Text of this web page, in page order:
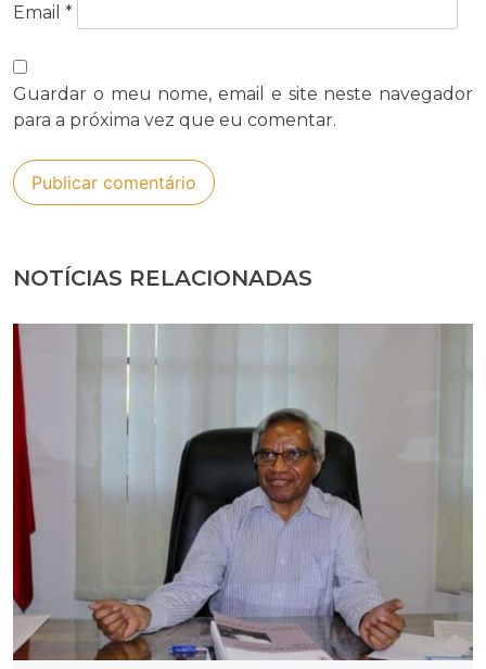
Email *
Guardar o meu nome, email e site neste navegador
para a próxima vez que eu comentar.
NOTÍCIAS RELACIONADAS